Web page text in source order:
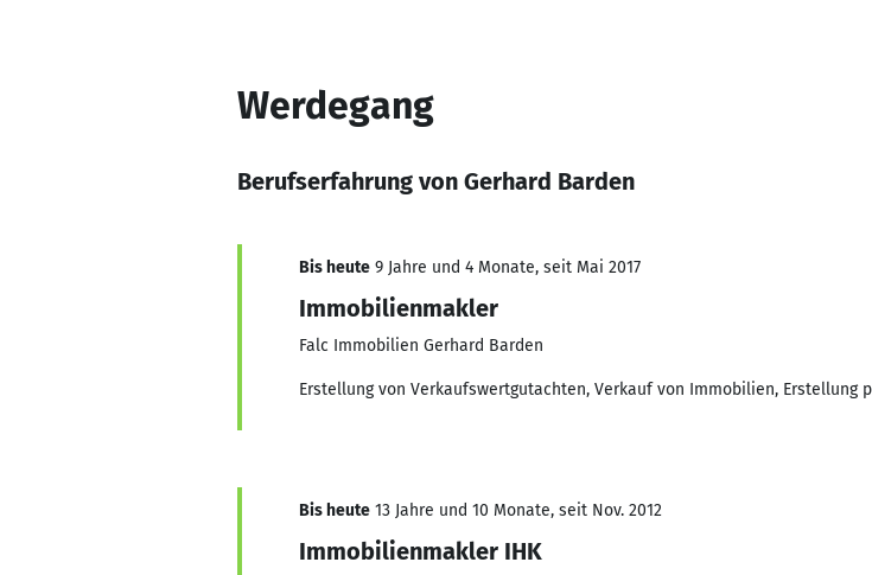
Werdegang
Berufserfahrung von Gerhard Barden
Bis heute 9 Jahre und 4 Monate, seit Mai 2017
Immobilienmakler
Falc Immobilien Gerhard Barden
Erstellung von Verkaufswertgutachten, Verkauf von Immobilien, Erstellung
Bis heute 13 Jahre und 10 Monate, seit Nov. 2012
Immobilienmakler IHK